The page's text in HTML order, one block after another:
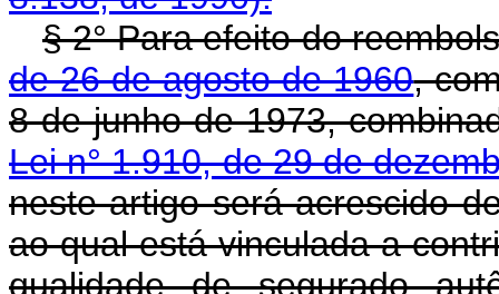
§ 2° Para efeito do
de 26 de agosto de 1960,
8 de junho de 1973,
Lei n° 1.910, de 29 de
neste artigo será acrescido
ao qual está vinculada a
qualidade de segurado